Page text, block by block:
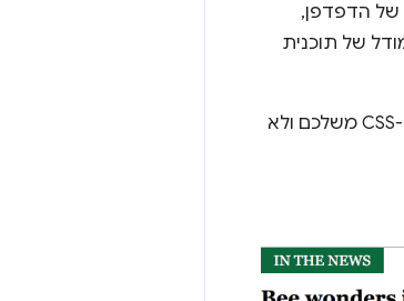
של הדפדפן,
של תוכנית
במקום להסתמך על גודל הגופן שמוגדר כברירת מחדל בכותרות בדפדפן, כדאי להשתמש ב-CSS משלכם ולא